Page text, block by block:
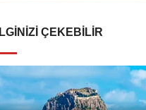
İLGINIZI ÇEKEBILIR